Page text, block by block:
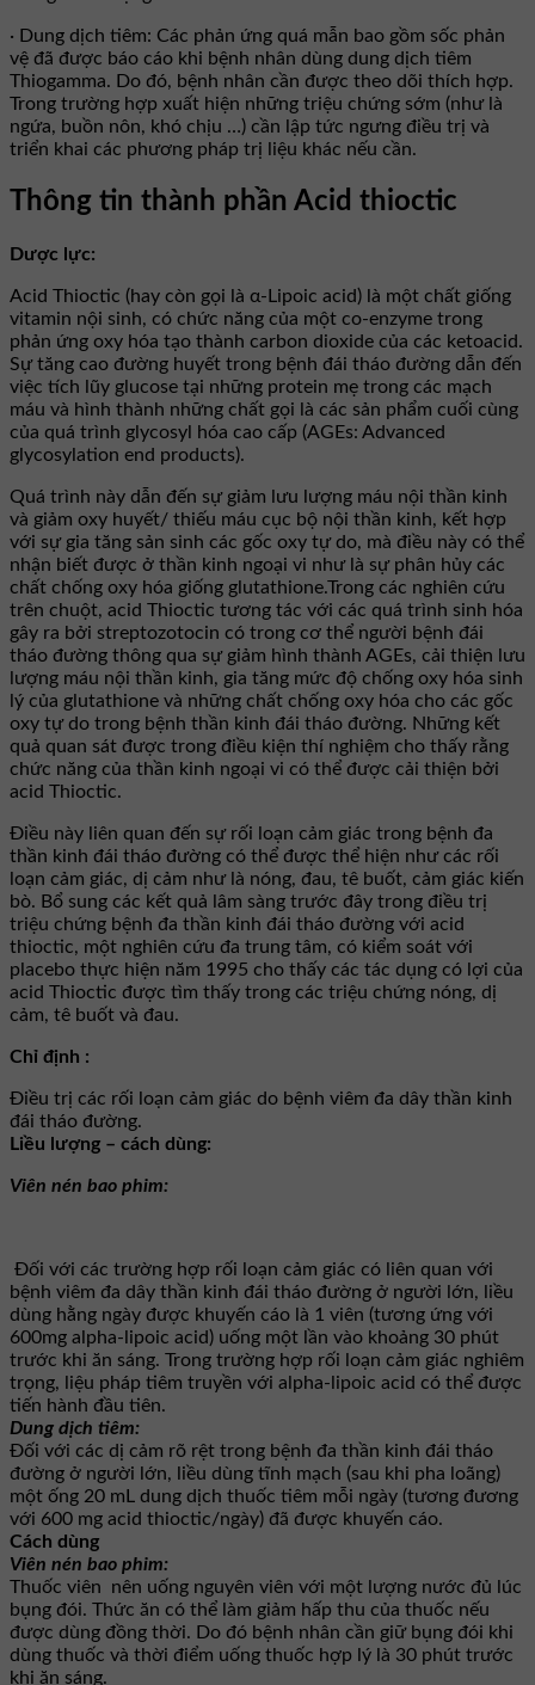
· Dung dịch tiêm: Các phản ứng quá mẫn bao gồm sốc phản
vệ đã được báo cáo khi bệnh nhân dùng dung dịch tiêm
Thiogamma. Do đó, bệnh nhân cần được theo dõi thích hợp.
Trong trường hợp xuất hiện những triệu chứng sớm (như là
ngứa, buồn nôn, khó chịu …) cần lập tức ngưng điều trị và
triển khai các phương pháp trị liệu khác nếu cần.
Thông tin thành phần Acid thioctic
Dược lực:
Acid Thioctic (hay còn gọi là α-Lipoic acid) là một chất giống
vitamin nội sinh, có chức năng của một co-enzyme trong
phản ứng oxy hóa tạo thành carbon dioxide của các ketoacid.
Sự tăng cao đường huyết trong bệnh đái tháo đường dẫn đến
việc tích lũy glucose tại những protein mẹ trong các mạch
máu và hình thành những chất gọi là các sản phẩm cuối cùng
của quá trình glycosyl hóa cao cấp (AGEs: Advanced
glycosylation end products).
Quá trình này dẫn đến sự giảm lưu lượng máu nội thần kinh
và giảm oxy huyết/ thiếu máu cục bộ nội thần kinh, kết hợp
với sự gia tăng sản sinh các gốc oxy tự do, mà điều này có thể
nhận biết được ở thần kinh ngoại vi như là sự phân hủy các
chất chống oxy hóa giống glutathione.Trong các nghiên cứu
trên chuột, acid Thioctic tương tác với các quá trình sinh hóa
gây ra bởi streptozotocin có trong cơ thể người bệnh đái
tháo đường thông qua sự giảm hình thành AGEs, cải thiện lưu
lượng máu nội thần kinh, gia tăng mức độ chống oxy hóa sinh
lý của glutathione và những chất chống oxy hóa cho các gốc
oxy tự do trong bệnh thần kinh đái tháo đường. Những kết
quả quan sát được trong điều kiện thí nghiệm cho thấy rằng
chức năng của thần kinh ngoại vi có thể được cải thiện bởi
acid Thioctic.
Điều này liên quan đến sự rối loạn cảm giác trong bệnh đa
thần kinh đái tháo đường có thể được thể hiện như các rối
loạn cảm giác, dị cảm như là nóng, đau, tê buốt, cảm giác kiến
bò. Bổ sung các kết quả lâm sàng trước đây trong điều trị
triệu chứng bệnh đa thần kinh đái tháo đường với acid
thioctic, một nghiên cứu đa trung tâm, có kiểm soát với
placebo thực hiện năm 1995 cho thấy các tác dụng có lợi của
acid Thioctic được tìm thấy trong các triệu chứng nóng, dị
cảm, tê buốt và đau.
Chỉ định :
Điều trị các rối loạn cảm giác do bệnh viêm đa dây thần kinh
đái tháo đường.
Liều lượng – cách dùng:
Viên nén bao phim:
Đối với các trường hợp rối loạn cảm giác có liên quan với
bệnh viêm đa dây thần kinh đái tháo đường ở người lớn, liều
dùng hằng ngày được khuyến cáo là 1 viên (tương ứng với
600mg alpha-lipoic acid) uống một lần vào khoảng 30 phút
trước khi ăn sáng. Trong trường hợp rối loạn cảm giác nghiêm
trọng, liệu pháp tiêm truyền với alpha-lipoic acid có thể được
tiến hành đầu tiên.
Dung dịch tiêm:
Đối với các dị cảm rõ rệt trong bệnh đa thần kinh đái tháo
đường ở người lớn, liều dùng tĩnh mạch (sau khi pha loãng)
một ống 20 mL dung dịch thuốc tiêm mỗi ngày (tương đương
với 600 mg acid thioctic/ngày) đã được khuyến cáo.
Cách dùng
Viên nén bao phim:
Thuốc viên nên uống nguyên viên với một lượng nước đủ lúc
bụng đói. Thức ăn có thể làm giảm hấp thu của thuốc nếu
được dùng đồng thời. Do đó bệnh nhân cần giữ bụng đói khi
dùng thuốc và thời điểm uống thuốc hợp lý là 30 phút trước
khi ăn sáng.